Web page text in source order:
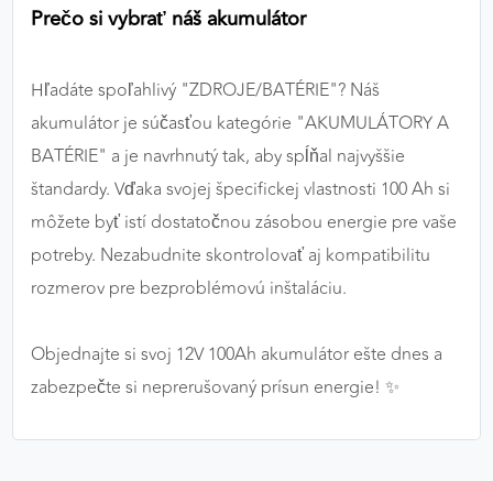
Prečo si vybrať náš akumulátor
Hľadáte spoľahlivý "ZDROJE/BATÉRIE"? Náš
akumulátor je súčasťou kategórie "AKUMULÁTORY A
BATÉRIE" a je navrhnutý tak, aby spĺňal najvyššie
štandardy. Vďaka svojej špecifickej vlastnosti 100 Ah si
môžete byť istí dostatočnou zásobou energie pre vaše
potreby. Nezabudnite skontrolovať aj kompatibilitu
rozmerov pre bezproblémovú inštaláciu.
Objednajte si svoj 12V 100Ah akumulátor ešte dnes a
zabezpečte si neprerušovaný prísun energie! ✨